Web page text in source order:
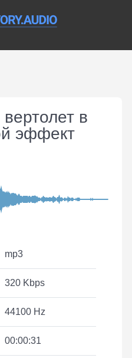
в
эффект
mp3
320 Kbps
44100 Hz
00:00:31